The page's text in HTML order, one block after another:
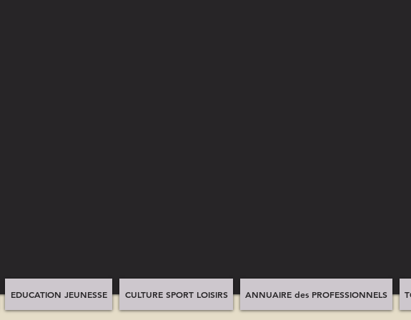
EDUCATION JEUNESSE CULTURE SPORT LOISIRS ANNUAIRE des PROFESSIONNELS